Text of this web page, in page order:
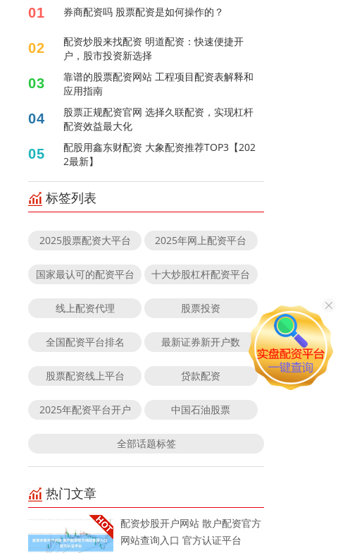
01 券商配资吗 股票配资是如何操作的？
02
配资炒股来找配资 明道配资：快速便捷开
户，股市投资新选择
03
靠谱的股票配资网站 工程项目配资表解释和
应用指南
04
股票正规配资官网 选择久联配资，实现杠杆
配资效益最大化
05
配股用鑫东财配资 大象配资推荐TOP3【202
2最新】
标签列表
2025股票配资大平台 2025年网上配资平台
国家最认可的配资平台 十大炒股杠杆配资平台
线上配资代理 股票投资
全国配资平台排名 最新证券新开户数
股票配资线上平台 贷款配资
2025年配资平台开户 中国石油股票
全部话题标签
热门文章
配资炒股开户网站 散户配资官方
网站查询入口 官方认证平台